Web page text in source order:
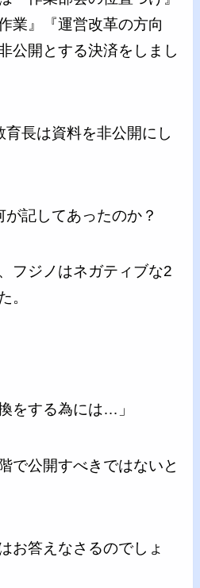
業』『運営改革の方向
公開とする決済をしまし
育長は資料を非公開にし
が記してあったのか？
フジノはネガティブな2
。
をする為には…」
で公開すべきではないと
お答えなさるのでしょ